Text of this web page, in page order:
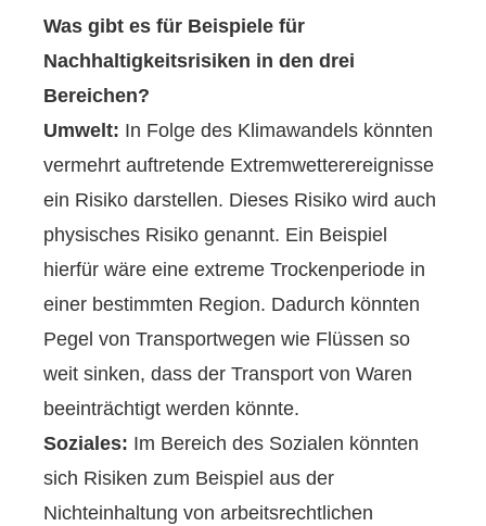
Was gibt es für Beispiele für
Nachhaltigkeitsrisiken in den drei
Bereichen?
Umwelt: In Folge des Klimawandels könnten
vermehrt auftretende Extremwetterereignisse
ein Risiko darstellen. Dieses Risiko wird auch
physisches Risiko genannt. Ein Beispiel
hierfür wäre eine extreme Trockenperiode in
einer bestimmten Region. Dadurch könnten
Pegel von Transportwegen wie Flüssen so
weit sinken, dass der Transport von Waren
beeinträchtigt werden könnte.
Soziales: Im Bereich des Sozialen könnten
sich Risiken zum Beispiel aus der
Nichteinhaltung von arbeitsrechtlichen